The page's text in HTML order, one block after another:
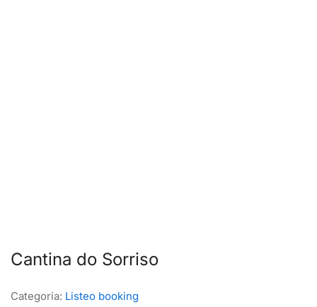
Cantina do Sorriso
Categoria: Listeo booking